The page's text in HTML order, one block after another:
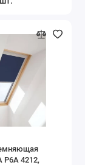
P6A 4212,